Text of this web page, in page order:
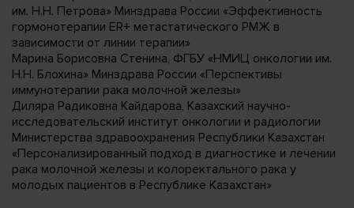
им. Н.Н. Петрова» Минздрава России «Эффективность
гормонотерапии ER+ метастатического РМЖ в
зависимости от линии терапии»
Марина Борисовна Стенина, ФГБУ «НМИЦ онкологии им.
Н.Н. Блохина» Минздрава России «Перспективы
иммунотерапии рака молочной железы»
Диляра Радиковна Кайдарова, Казахский научно-
исследовательский институт онкологии и радиологии
Министерства здравоохранения Республики Казахстан
«Персонализированный подход в диагностике и лечении
рака молочной железы и колоректального рака у
молодых пациентов в Республике Казахстан»